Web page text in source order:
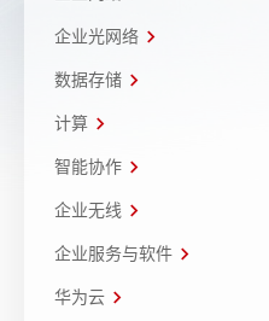
企业光网络
数据存储
计算
智能协作
企业无线
企业服务与软件
华为云